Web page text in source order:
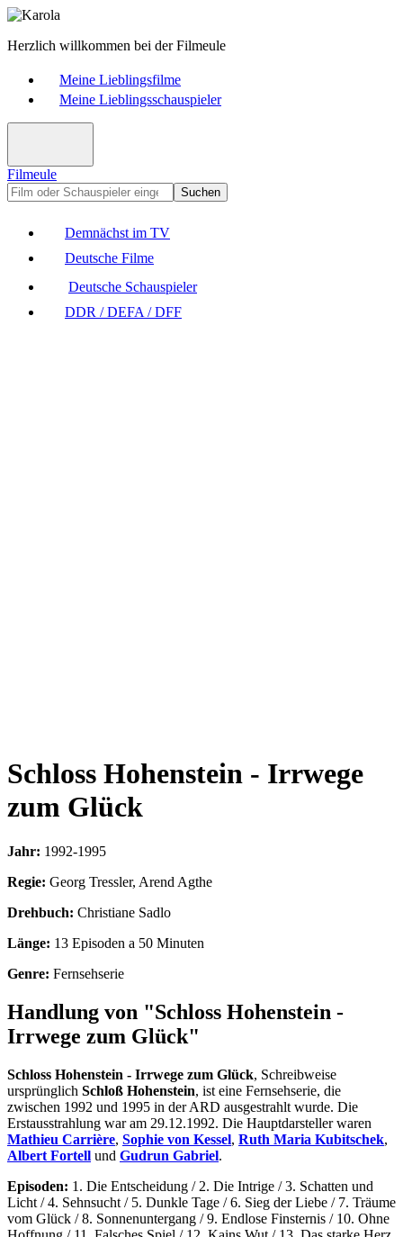
Herzlich willkommen bei der Filmeule
Meine Lieblingsfilme
Meine Lieblingsschauspieler
Filmeule
Suchen
Demnächst im TV
Deutsche Filme
Deutsche Schauspieler
DDR / DEFA / DFF
Schloss Hohenstein - Irrwege
zum Glück
Jahr: 1992-1995
Regie: Georg Tressler, Arend Agthe
Drehbuch: Christiane Sadlo
Länge: 13 Episoden a 50 Minuten
Genre: Fernsehserie
Handlung von "Schloss Hohenstein -
Irrwege zum Glück"
Schloss Hohenstein - Irrwege zum Glück, Schreibweise
ursprünglich Schloß Hohenstein, ist eine Fernsehserie, die
zwischen 1992 und 1995 in der ARD ausgestrahlt wurde. Die
Erstausstrahlung war am 29.12.1992. Die Hauptdarsteller waren
Mathieu Carrière, Sophie von Kessel, Ruth Maria Kubitschek,
Albert Fortell und Gudrun Gabriel.
Episoden: 1. Die Entscheidung / 2. Die Intrige / 3. Schatten und
Licht / 4. Sehnsucht / 5. Dunkle Tage / 6. Sieg der Liebe / 7. Träume
vom Glück / 8. Sonnenuntergang / 9. Endlose Finsternis / 10. Ohne